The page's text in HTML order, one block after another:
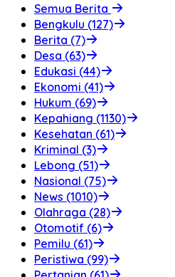
Semua Berita
Bengkulu (127)
Berita (7)
Desa (63)
Edukasi (44)
Ekonomi (41)
Hukum (69)
Kepahiang (1130)
Kesehatan (61)
Kriminal (3)
Lebong (51)
Nasional (75)
News (1010)
Olahraga (28)
Otomotif (6)
Pemilu (61)
Peristiwa (99)